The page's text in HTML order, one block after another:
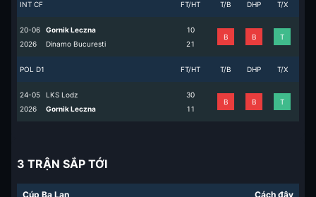
INT CF FT/HT T/B DHP T/X
20-06
2026
Gornik Leczna
Dinamo Bucuresti
1
2
0
1
B B T
POL D1 FT/HT T/B DHP T/X
24-05
2026
LKS Lodz
Gornik Leczna
3
1
0
1
B B T
3 TRẬN SẮP TỚI
Cúp Ba Lan Cách đây